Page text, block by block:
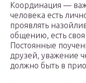
Координация —
человека есть
проявлять
общению, есть
Постоянные
друзей, уважение
должно быть в